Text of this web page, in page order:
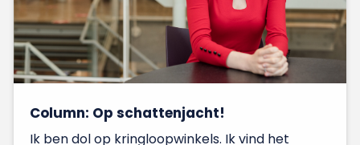
Column: Op schattenjacht!
Ik ben dol op kringloopwinkels. Ik vind het